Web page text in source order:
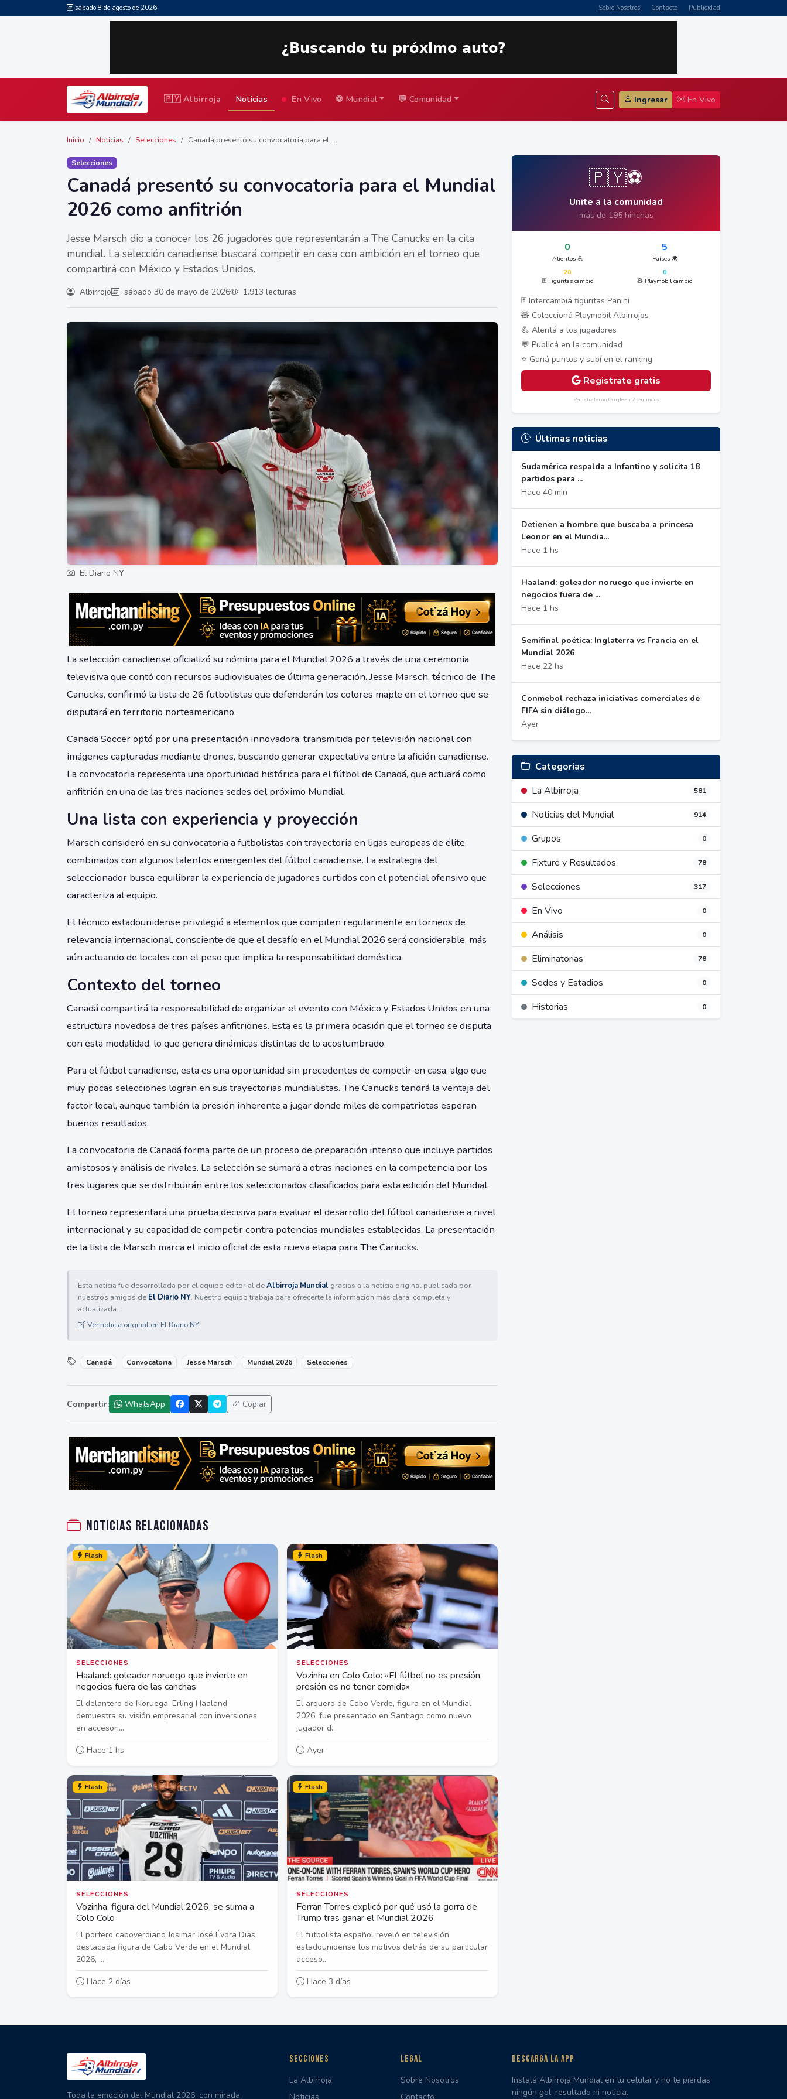
sábado 8 de agosto de 2026 Sobre Nosotros Contacto Publicidad
🇵🇾 Albirroja Noticias En Vivo ⚽ Mundial 💬 Comunidad Ingresar En Vivo
Inicio Noticias Selecciones Canadá presentó su convocatoria para el ...
Selecciones
Canadá presentó su convocatoria para el Mundial
2026 como anfitrión
Jesse Marsch dio a conocer los 26 jugadores que representarán a The Canucks en la cita
mundial. La selección canadiense buscará competir en casa con ambición en el torneo que
compartirá con México y Estados Unidos.
Albirrojo sábado 30 de mayo de 2026 1.913 lecturas
El Diario NY
La selección canadiense oficializó su nómina para el Mundial 2026 a través de una ceremonia
televisiva que contó con recursos audiovisuales de última generación. Jesse Marsch, técnico de The
Canucks, confirmó la lista de 26 futbolistas que defenderán los colores maple en el torneo que se
disputará en territorio norteamericano.
Canada Soccer optó por una presentación innovadora, transmitida por televisión nacional con
imágenes capturadas mediante drones, buscando generar expectativa entre la afición canadiense.
La convocatoria representa una oportunidad histórica para el fútbol de Canadá, que actuará como
anfitrión en una de las tres naciones sedes del próximo Mundial.
Una lista con experiencia y proyección
Marsch consideró en su convocatoria a futbolistas con trayectoria en ligas europeas de élite,
combinados con algunos talentos emergentes del fútbol canadiense. La estrategia del
seleccionador busca equilibrar la experiencia de jugadores curtidos con el potencial ofensivo que
caracteriza al equipo.
El técnico estadounidense privilegió a elementos que compiten regularmente en torneos de
relevancia internacional, consciente de que el desafío en el Mundial 2026 será considerable, más
aún actuando de locales con el peso que implica la responsabilidad doméstica.
Contexto del torneo
Canadá compartirá la responsabilidad de organizar el evento con México y Estados Unidos en una
estructura novedosa de tres países anfitriones. Esta es la primera ocasión que el torneo se disputa
con esta modalidad, lo que genera dinámicas distintas de lo acostumbrado.
Para el fútbol canadiense, esta es una oportunidad sin precedentes de competir en casa, algo que
muy pocas selecciones logran en sus trayectorias mundialistas. The Canucks tendrá la ventaja del
factor local, aunque también la presión inherente a jugar donde miles de compatriotas esperan
buenos resultados.
La convocatoria de Canadá forma parte de un proceso de preparación intenso que incluye partidos
amistosos y análisis de rivales. La selección se sumará a otras naciones en la competencia por los
tres lugares que se distribuirán entre los seleccionados clasificados para esta edición del Mundial.
El torneo representará una prueba decisiva para evaluar el desarrollo del fútbol canadiense a nivel
internacional y su capacidad de competir contra potencias mundiales establecidas. La presentación
de la lista de Marsch marca el inicio oficial de esta nueva etapa para The Canucks.
Esta noticia fue desarrollada por el equipo editorial deAlbirroja Mundial gracias a la noticia original publicada por
nuestros amigos de El Diario NY. Nuestro equipo trabaja para ofrecerte la información más clara, completa y
actualizada.
Ver noticia original en El Diario NY
Canadá Convocatoria Jesse Marsch Mundial 2026 Selecciones
Compartir: WhatsApp Copiar
Noticias relacionadas
Flash
SELECCIONES
Haaland: goleador noruego que invierte en
negocios fuera de las canchas
El delantero de Noruega, Erling Haaland,
demuestra su visión empresarial con inversiones
en accesori...
Hace 1 hs
Flash
SELECCIONES
Vozinha en Colo Colo: «El fútbol no es presión,
presión es no tener comida»
El arquero de Cabo Verde, figura en el Mundial
2026, fue presentado en Santiago como nuevo
jugador d...
Ayer
Flash
SELECCIONES
Vozinha, figura del Mundial 2026, se suma a
Colo Colo
El portero caboverdiano Josimar José Évora Dias,
destacada figura de Cabo Verde en el Mundial
2026, ...
Hace 2 días
Flash
SELECCIONES
Ferran Torres explicó por qué usó la gorra de
Trump tras ganar el Mundial 2026
El futbolista español reveló en televisión
estadounidense los motivos detrás de su particular
acceso...
Hace 3 días
🇵🇾⚽
Unite a la comunidad
más de 195 hinchas
0
Alientos 💪
5
Países 🌍
20
🃏 Figuritas cambio
0
🧸 Playmobil cambio
🃏 Intercambiá figuritas Panini
🧸 Coleccioná Playmobil Albirrojos
💪 Alentá a los jugadores
💬 Publicá en la comunidad
⭐ Ganá puntos y subí en el ranking
Registrate gratis
Registrate con Google en 2 segundos
Últimas noticias
Sudamérica respalda a Infantino y solicita 18
partidos para ...
Hace 40 min
Detienen a hombre que buscaba a princesa
Leonor en el Mundia...
Hace 1 hs
Haaland: goleador noruego que invierte en
negocios fuera de ...
Hace 1 hs
Semifinal poética: Inglaterra vs Francia en el
Mundial 2026
Hace 22 hs
Conmebol rechaza iniciativas comerciales de
FIFA sin diálogo...
Ayer
Categorías
La Albirroja
581
Noticias del Mundial 914
Grupos 0
Fixture y Resultados 78
Selecciones 317
En Vivo 0
Análisis 0
Eliminatorias 78
Sedes y Estadios 0
Historias 0
Toda la emoción del Mundial 2026, con mirada
SECCIONES
La Albirroja
LEGAL
Sobre Nosotros
DESCARGÁ LA APP
Instalá Albirroja Mundial en tu celular y no te pierdas
ningún gol, resultado ni noticia.